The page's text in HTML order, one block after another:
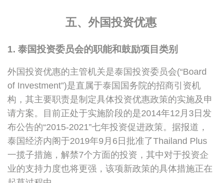
五、外国投资优惠
1. 泰国投资委员会的职能和鼓励项目类别
外国投资优惠的主管机关是泰国投资委员会(“Board
of Investment”)是直属于泰国国务院的招商引资机
构，其主要职责是制定具体投资优惠政策的实施及申
请方案。目前正处于实施阶段的是2014年12月3日发
布公告的“2015-2021”七年投资促进政策。据报道，
泰国经济内阁于2019年9月6日批准了Thailand Plus
一揽子措施，解禁7个方面的投资，其中对于投资企
业的支持力度也将更强，该项新政策的具体措施正在